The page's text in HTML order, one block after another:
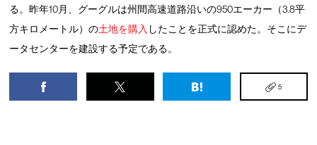
る。昨年10月、グーグルは州間高速道路沿いの950エーカー（3.8平
方キロメートル）の土地を購入 したことを正式に認めた。そこにデ
ータセンターを建設する予定である。
5